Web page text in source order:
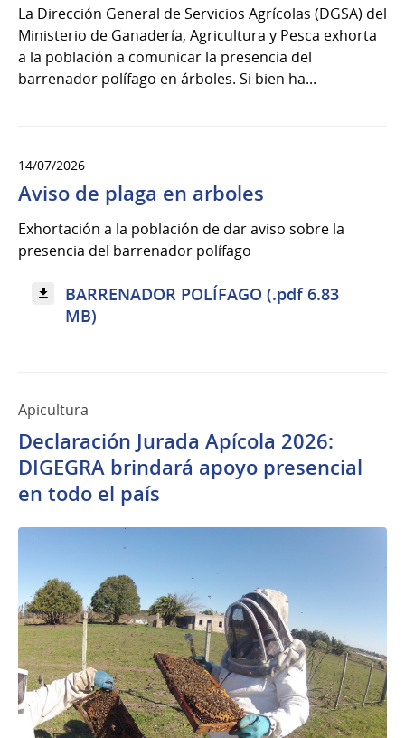
La Dirección General de Servicios Agrícolas (DGSA) del
Ministerio de Ganadería, Agricultura y Pesca exhorta
a la población a comunicar la presencia del
barrenador polífago en árboles. Si bien ha...
14/07/2026
Aviso de plaga en arboles
Exhortación a la población de dar aviso sobre la
presencia del barrenador polífago
BARRENADOR POLÍFAGO (.pdf 6.83
MB)
Apicultura
Declaración Jurada Apícola 2026:
DIGEGRA brindará apoyo presencial
en todo el país